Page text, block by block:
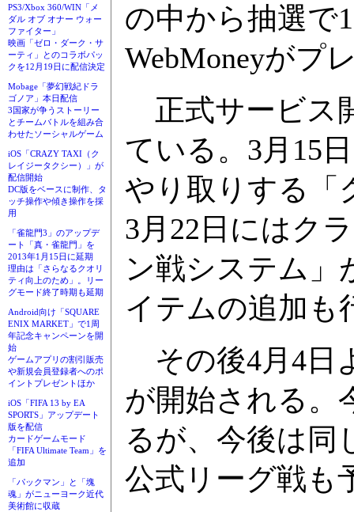
PS3/Xbox 360/WIN「メ
ダル オブ オナー ウォー
ファイター」
映画「ゼロ・ダーク・サ
ーティ」とのコラボパッ
クを12月19日に配信決定
Mobage「夢幻戦紀ドラ
ゴノア」本日配信
3国家が争うストーリー
とチームバトルを組み合
わせたソーシャルゲーム
iOS「CRAZY TAXI（ク
レイジータクシー）」が
配信開始
DC版をベースに制作、タ
ッチ操作や傾き操作を採
用
「雀龍門3」のアップデ
ート「真・雀龍門」を
2013年1月15日に延期
理由は「さらなるクオリ
ティ向上のため」。リー
グモード終了時期も延期
Android向け「SQUARE
ENIX MARKET」で1周
年記念キャンペーンを開
始
ゲームアプリの割引販売
や新規会員登録者へのポ
イントプレゼントほか
iOS「FIFA 13 by EA
SPORTS」アップデート
版を配信
カードゲームモード
「FIFA Ultimate Team」を
追加
「パックマン」と「塊
魂」がニューヨーク近代
美術館に収蔵
の中から抽選で
WebMoneyがプ
正式サービス
ている。3月15
やり取りする「
3月22日にはク
ン戦システム」
イテムの追加も
その後4月4日
が開始される。
るが、今後は同
公式リーグ戦も